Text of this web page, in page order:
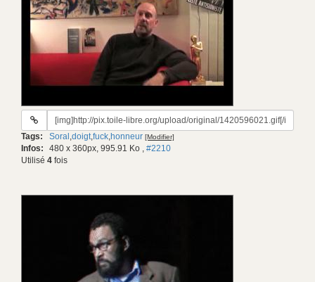
URL
gif:
Tags: Soral ,doigt,fuck,honneur [Modifier]
Infos: 480 x 360px, 995.91 Ko , #2210
Utilisé 4 fois